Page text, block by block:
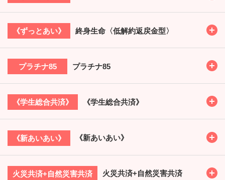
《ずっとあい》 終身生命〈低解約返戻金型〉
プラチナ85 プラチナ85
《学生総合共済》 《学生総合共済》
《新あいあい》 《新あいあい》
火災共済+自然災害共済 火災共済+自然災害共済